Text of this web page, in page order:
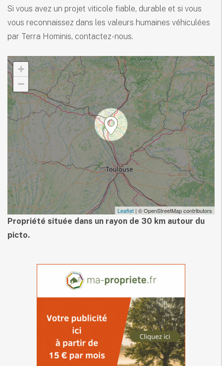
+
−
Leaflet | © OpenStreetMap contributors
Propriété située dans un rayon de 30 km autour du
picto.
Si vous avez un projet viticole fiable, durable et si vous
vous reconnaissez dans les valeurs humaines véhiculées
par Terra Hominis, contactez-nous.